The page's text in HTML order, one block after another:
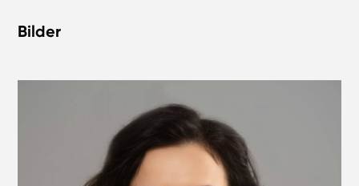
Bilder